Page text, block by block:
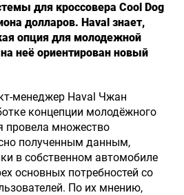
для кроссовера Cool Dog
долларов. Haval знает,
опция для молодежной
неё ориентирован новый
менеджер Haval Чжан
концепции молодёжного
провела множество
полученным данным,
в собственном автомобиле
основных потребностей со
По их мнению,